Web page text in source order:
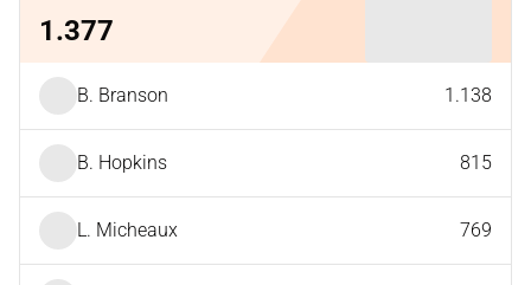
1.377
B. Branson 1.138
B. Hopkins 815
L. Micheaux 769